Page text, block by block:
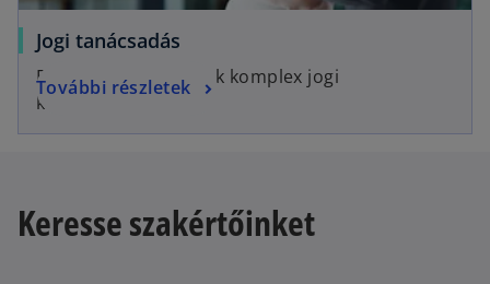
Jogi tanácsadás
Egyszerű megoldások komplex jogi
kérdésekben.
További részletek
Keresse szakértőinket